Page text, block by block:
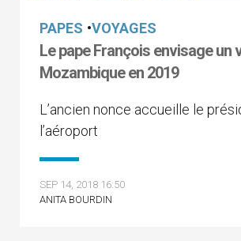
PAPES •VOYAGES
Le pape François envisage un
Mozambique en 2019
L’ancien nonce accueille le
l’aéroport
SEP 14, 2018 16:50
ANITA BOURDIN